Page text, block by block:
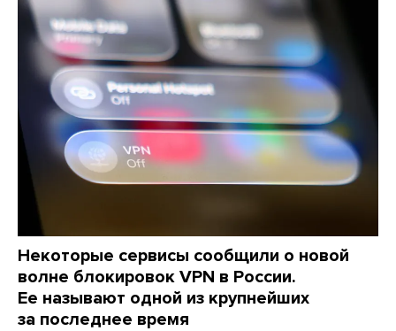
Некоторые сервисы сообщили о новой
волне блокировок VPN в России.
Ее называют одной из крупнейших
за последнее время